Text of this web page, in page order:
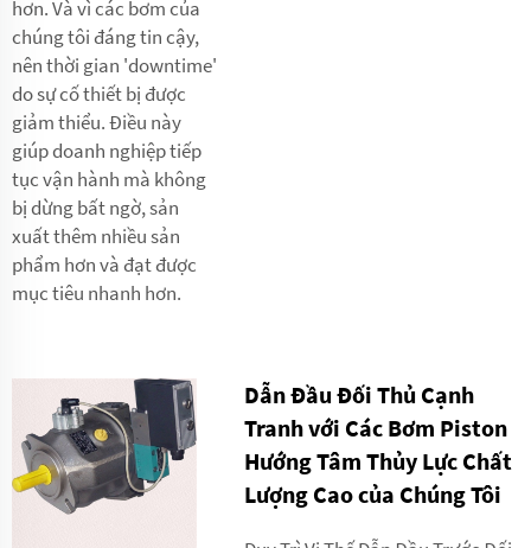
hơn. Và vì các bơm của
chúng tôi đáng tin cậy,
nên thời gian 'downtime'
do sự cố thiết bị được
giảm thiểu. Điều này
giúp doanh nghiệp tiếp
tục vận hành mà không
bị dừng bất ngờ, sản
xuất thêm nhiều sản
phẩm hơn và đạt được
mục tiêu nhanh hơn.
Dẫn Đầu Đối Thủ Cạnh
Tranh với Các Bơm Piston
Hướng Tâm Thủy Lực Chất
Lượng Cao của Chúng Tôi